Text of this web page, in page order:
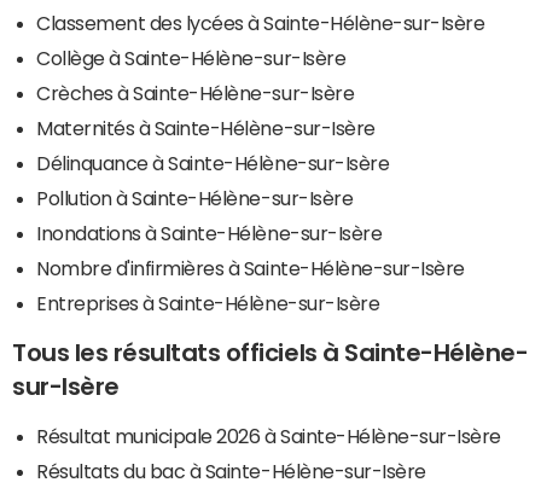
Classement des lycées à Sainte-Hélène-sur-Isère
Collège à Sainte-Hélène-sur-Isère
Crèches à Sainte-Hélène-sur-Isère
Maternités à Sainte-Hélène-sur-Isère
Délinquance à Sainte-Hélène-sur-Isère
Pollution à Sainte-Hélène-sur-Isère
Inondations à Sainte-Hélène-sur-Isère
Nombre d'infirmières à Sainte-Hélène-sur-Isère
Entreprises à Sainte-Hélène-sur-Isère
Tous les résultats officiels à Sainte-Hélène-
sur-Isère
Résultat municipale 2026 à Sainte-Hélène-sur-Isère
Résultats du bac à Sainte-Hélène-sur-Isère